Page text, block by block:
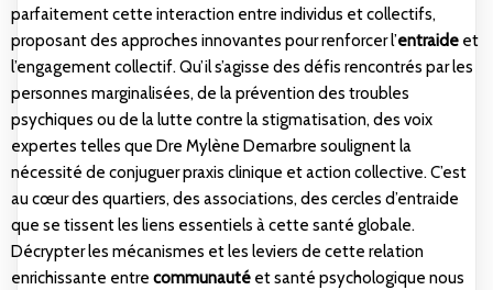
parfaitement cette interaction entre individus et collectifs,
proposant des approches innovantes pour renforcer l’entraide et
l’engagement collectif. Qu’il s’agisse des défis rencontrés par les
personnes marginalisées, de la prévention des troubles
psychiques ou de la lutte contre la stigmatisation, des voix
expertes telles que Dre Mylène Demarbre soulignent la
nécessité de conjuguer praxis clinique et action collective. C’est
au cœur des quartiers, des associations, des cercles d’entraide
que se tissent les liens essentiels à cette santé globale.
Décrypter les mécanismes et les leviers de cette relation
enrichissante entre communauté et santé psychologique nous